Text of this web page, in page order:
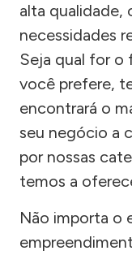
alta qualidade,
necessidades
Seja qual for
você prefere,
encontrará o
seu negócio a
por nossas
temos a
Não importa o